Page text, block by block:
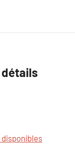
détails
disponibles